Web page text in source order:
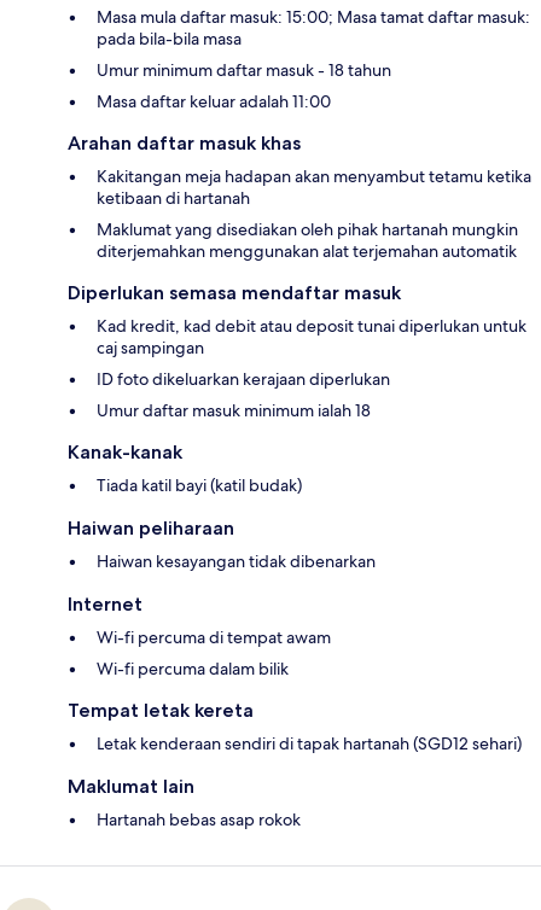
Masa mula daftar masuk: 15:00; Masa tamat daftar masuk:
pada bila-bila masa
Umur minimum daftar masuk - 18 tahun
Masa daftar keluar adalah 11:00
Arahan daftar masuk khas
Kakitangan meja hadapan akan menyambut tetamu ketika
ketibaan di hartanah
Maklumat yang disediakan oleh pihak hartanah mungkin
diterjemahkan menggunakan alat terjemahan automatik
Diperlukan semasa mendaftar masuk
Kad kredit, kad debit atau deposit tunai diperlukan untuk
caj sampingan
ID foto dikeluarkan kerajaan diperlukan
Umur daftar masuk minimum ialah 18
Kanak-kanak
Tiada katil bayi (katil budak)
Haiwan peliharaan
Haiwan kesayangan tidak dibenarkan
Internet
Wi-fi percuma di tempat awam
Wi-fi percuma dalam bilik
Tempat letak kereta
Letak kenderaan sendiri di tapak hartanah (SGD12 sehari)
Maklumat lain
Hartanah bebas asap rokok